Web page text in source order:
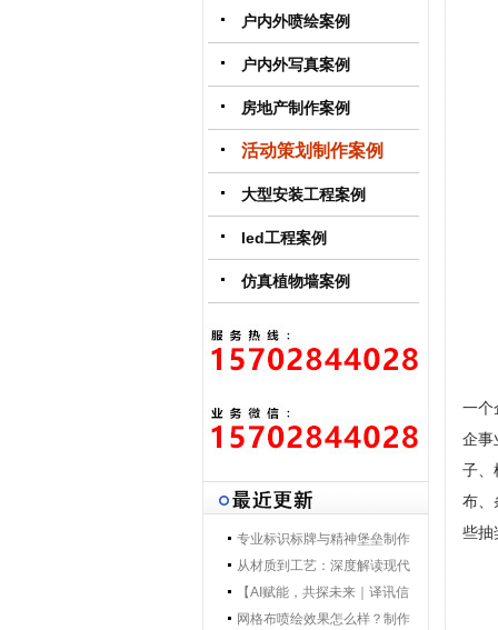
户内外喷绘案例
户内外写真案例
房地产制作案例
活动策划制作案例
大型安装工程案例
led工程案例
仿真植物墙案例
专业标识标牌与精神堡垒制作
专家 | 零贰捌广告制作集团 - 打
造一体化导视解决方案，提升
品牌形象与空间效率
从材质到工艺：深度解读现代
导视标牌制作技术
【AI赋能，共探未来｜译讯信
息董事长马万炯先生一行莅临
网格布喷绘效果怎么样？制作
一个
企事
子、
布、
些抽